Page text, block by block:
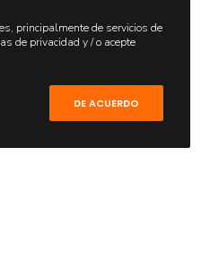
principalmente de servicios de
de privacidad y / o acepte
DE ACUERDO